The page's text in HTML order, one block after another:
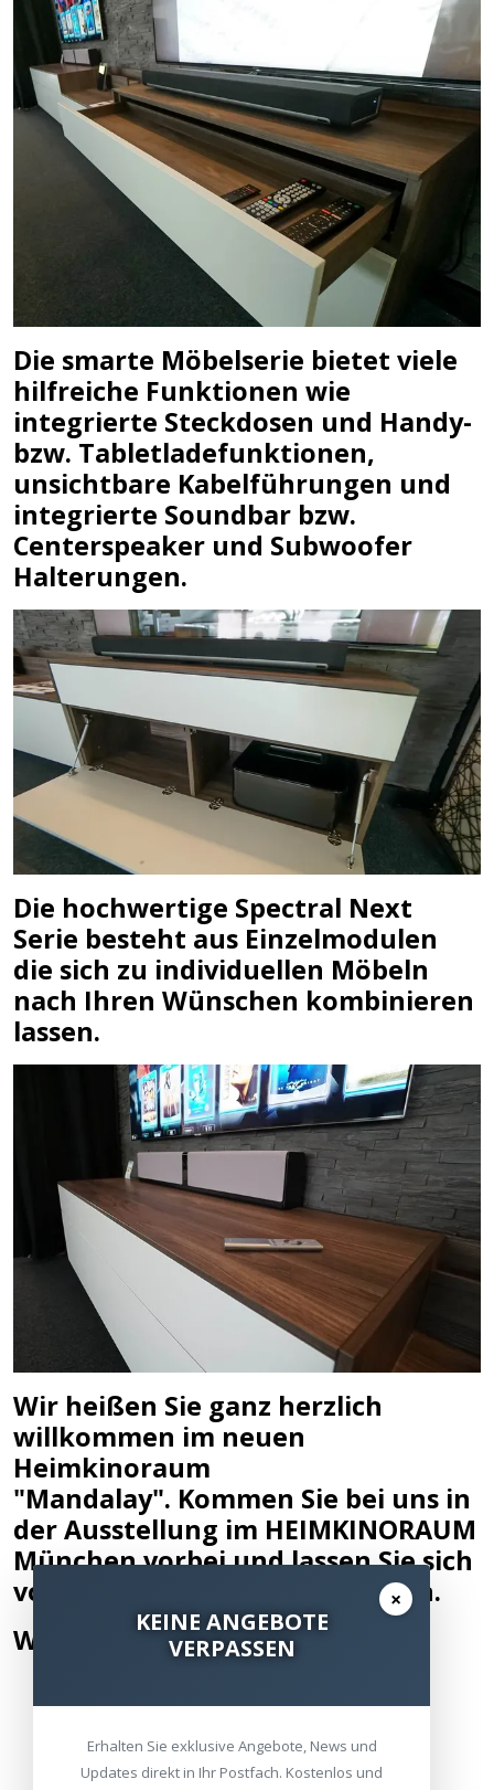
Die smarte Möbelserie bietet viele
hilfreiche Funktionen wie
integrierte Steckdosen und Handy-
bzw. Tabletladefunktionen,
unsichtbare Kabelführungen und
integrierte Soundbar bzw.
Centerspeaker und Subwoofer
Halterungen.
Die hochwertige Spectral Next
Serie besteht aus Einzelmodulen
die sich zu individuellen Möbeln
nach Ihren Wünschen kombinieren
lassen.
Wir heißen Sie ganz herzlich
willkommen im neuen
Heimkinoraum
"Mandalay". Kommen Sie bei uns in
der Ausstellung im HEIMKINORAUM
München vorbei und lassen Sie sich
von uns inspirieren und beraten.
Wir freuen uns auf Sie!
×
KEINE ANGEBOTE
VERPASSEN
Erhalten Sie exklusive Angebote, News und
Updates direkt in Ihr Postfach. Kostenlos und